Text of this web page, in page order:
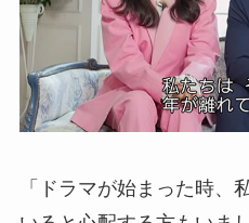
「ドラマが始まった時、